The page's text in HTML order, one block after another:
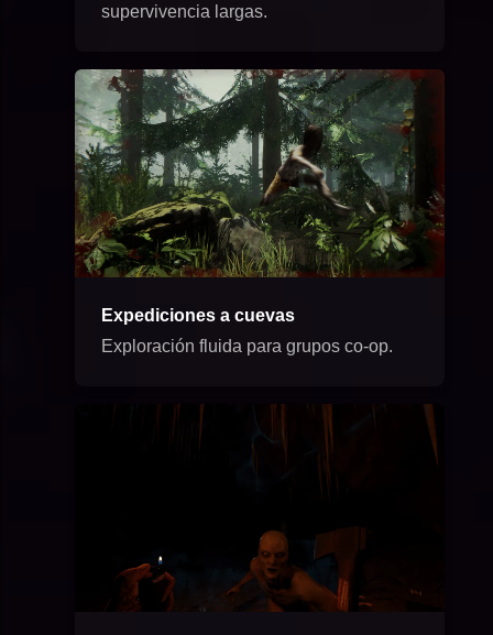
supervivencia largas.
Expediciones a cuevas
Exploración fluida para grupos co-op.